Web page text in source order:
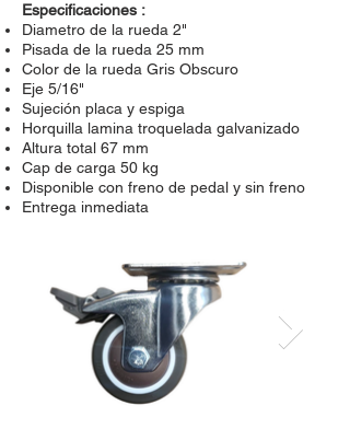
Especificaciones :
Diametro de la rueda 2"
Pisada de la rueda 25 mm
Color de la rueda Gris Obscuro
Eje 5/16"
Sujeción placa y espiga
Horquilla lamina troquelada galvanizado
Altura total 67 mm
Cap de carga 50 kg
Disponible con freno de pedal y sin freno
Entrega inmediata